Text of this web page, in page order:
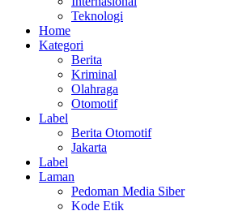
Teknologi
Home
Kategori
Berita
Kriminal
Olahraga
Otomotif
Label
Berita Otomotif
Jakarta
Label
Laman
Pedoman Media Siber
Kode Etik